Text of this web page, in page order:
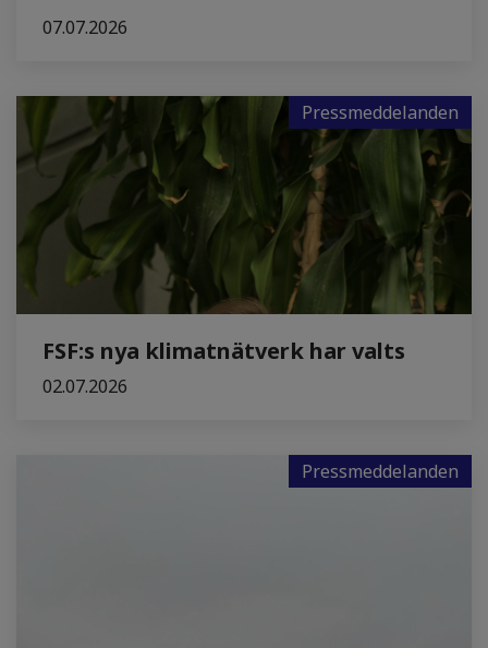
07.07.2026
Pressmeddelanden
FSF:s nya klimatnätverk har valts
02.07.2026
Pressmeddelanden